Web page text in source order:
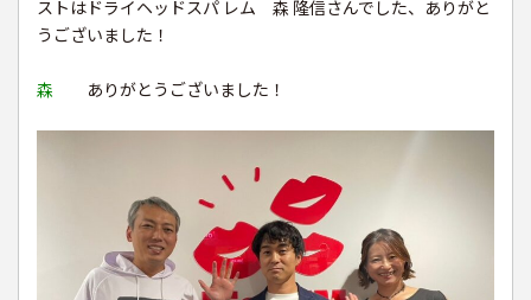
ストはドライヘッドスパ レム 森 隆信さんでした、ありがと
うございました！
森 ありがとうございました！